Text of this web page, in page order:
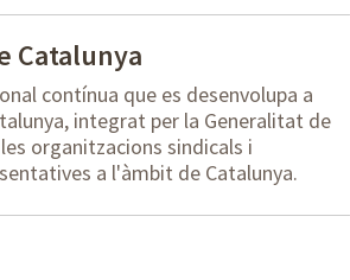
Catalunya
contínua que es desenvolupa a
integrat per la Generalitat de
organitzacions sindicals i
a l'àmbit de Catalunya.